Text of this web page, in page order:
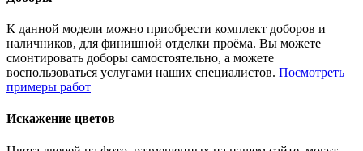
К данной модели можно приобрести комплект доборов и
наличников, для финишной отделки проёма. Вы можете
смонтировать доборы самостоятельно, а можете
воспользоваться услугами наших специалистов. Посмотреть
примеры работ
Искажение цветов